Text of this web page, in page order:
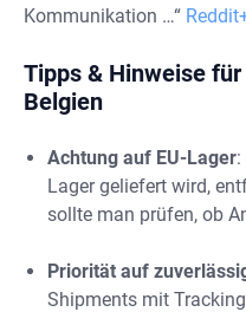
Kommunikation …“
Tipps & Hinweise
Belgien
Achtung auf EU-Lager
Lager geliefert wird,
sollte man prüfen, ob
Priorität auf
Shipments mit